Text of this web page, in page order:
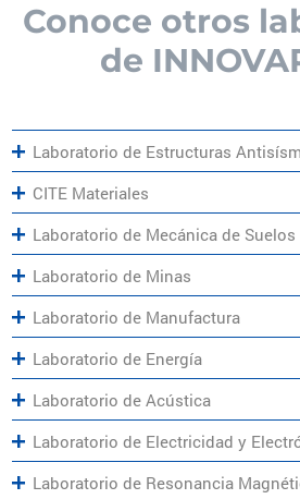
Conoce otros
de
Laboratorio de Estructuras
CITE Materiales
Laboratorio de Mecánica de Suelos
Laboratorio de Minas
Laboratorio de Manufactura
Laboratorio de Energía
Laboratorio de Acústica
Laboratorio de Electricidad y
Laboratorio de Resonancia